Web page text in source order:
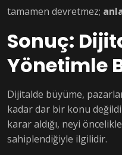
tamamen devretmez;
Sonuç:
Yönetimle
Dijitalde büyüme,
kadar dar bir konu
karar aldığı, neyi
sahiplendiğiyle ilgilidir.